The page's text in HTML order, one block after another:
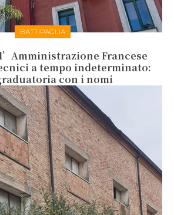
BATTIPAGLIA
Francese
a tempo indeterminato:
con i nomi